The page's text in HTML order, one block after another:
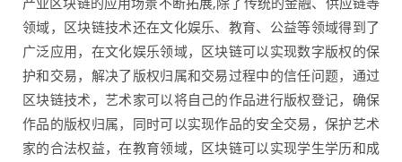
领域，区块链技术还在文化娱乐、教育、公益等领域得到了
广泛应用，在文化娱乐领域，区块链可以实现数字版权的保
护和交易，解决了版权归属和交易过程中的信任问题，通过
区块链技术，艺术家可以将自己的作品进行版权登记，确保
作品的版权归属，同时可以实现作品的安全交易，保护艺术
家的合法权益，在教育领域，区块链可以实现学生学历和成